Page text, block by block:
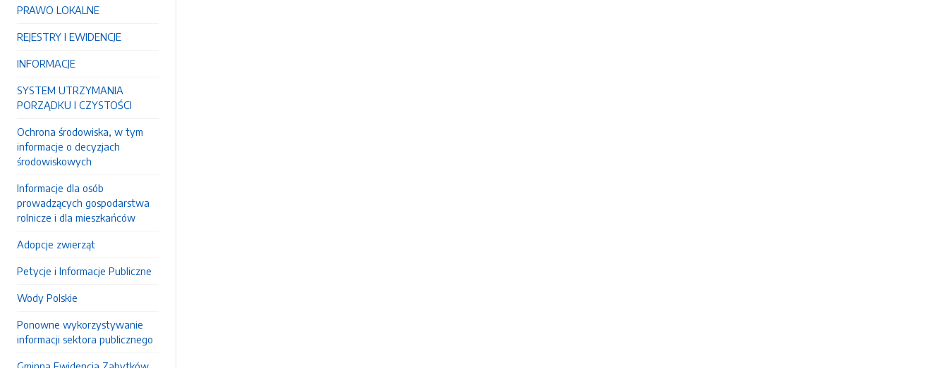
PRAWO LOKALNE
REJESTRY I EWIDENCJE
INFORMACJE
SYSTEM UTRZYMANIA
PORZĄDKU I CZYSTOŚCI
Ochrona środowiska, w tym
informacje o decyzjach
środowiskowych
Informacje dla osób
prowadzących gospodarstwa
rolnicze i dla mieszkańców
Adopcje zwierząt
Petycje i Informacje Publiczne
Wody Polskie
Ponowne wykorzystywanie
informacji sektora publicznego